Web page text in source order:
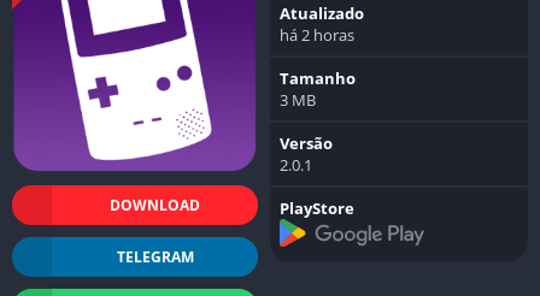
DOWNLOAD
TELEGRAM
Atualizado
há 2 horas
Tamanho
3 MB
Versão
2.0.1
PlayStore